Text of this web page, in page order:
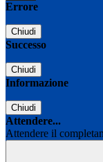
Errore
Chiudi
Successo
Chiudi
Informazione
Chiudi
Attendere...
Attendere il